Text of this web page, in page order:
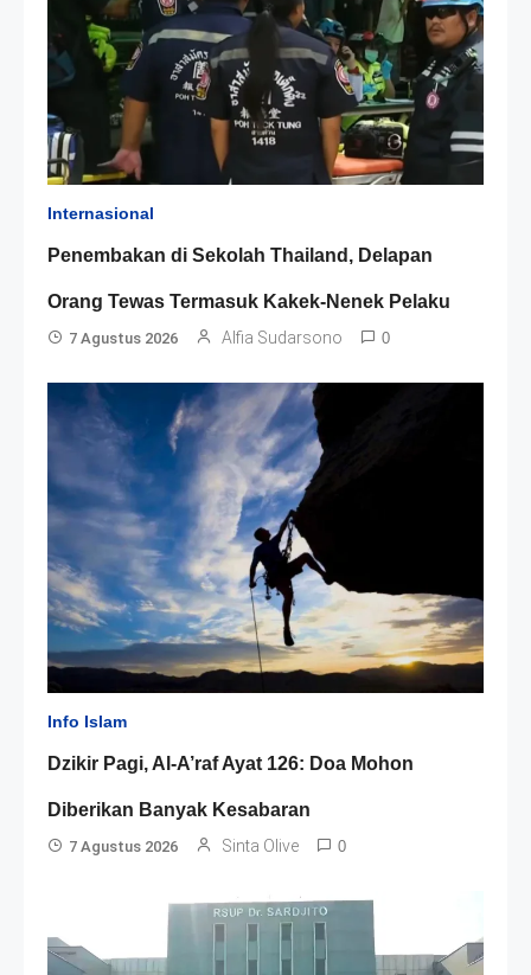
Internasional
Penembakan di Sekolah Thailand, Delapan
Orang Tewas Termasuk Kakek-Nenek Pelaku
7 Agustus 2026 Alfia Sudarsono 0
Info Islam
Dzikir Pagi, Al-A’raf Ayat 126: Doa Mohon
Diberikan Banyak Kesabaran
7 Agustus 2026 Sinta Olive 0